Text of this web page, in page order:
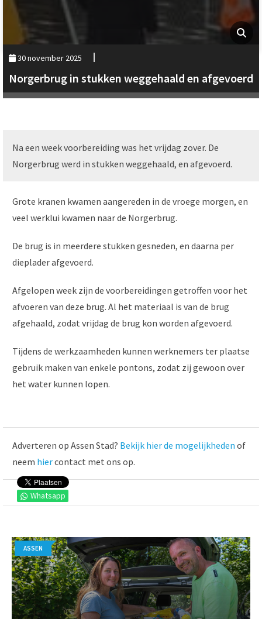
30 november 2025
Norgerbrug in stukken weggehaald en afgevoerd
Na een week voorbereiding was het vrijdag zover. De
Norgerbrug werd in stukken weggehaald, en afgevoerd.
Grote kranen kwamen aangereden in de vroege morgen, en
veel werklui kwamen naar de Norgerbrug.
De brug is in meerdere stukken gesneden, en daarna per
dieplader afgevoerd.
Afgelopen week zijn de voorbereidingen getroffen voor het
afvoeren van deze brug. Al het materiaal is van de brug
afgehaald, zodat vrijdag de brug kon worden afgevoerd.
Tijdens de werkzaamheden kunnen werknemers ter plaatse
gebruik maken van enkele pontons, zodat zij gewoon over
het water kunnen lopen.
Whatsapp
Adverteren op Assen Stad? Bekijk hier de mogelijkheden of
neem hiercontact met ons op.
ASSEN